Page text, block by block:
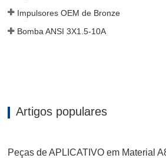
Impulsores OEM de Bronze
Bomba ANSI 3X1.5-10A
Artigos populares